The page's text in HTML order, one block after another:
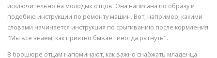
исключительно на молодых отцов. Она написана по образу и
подобию инструкции по ремонту машин. Вот, например, какими
словами начинается инструкция по срыгиванию после кормления:
"Мы все знаем, как приятно бывает иногда рыгнуть".
В брошюре отцам напоминают, как важно снабжать младенца